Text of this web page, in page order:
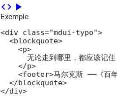
code play_arrow
Exemple
<div class="mdui-typo">
  <blockquote>
    <p>
无论走到哪里，都应该记住
    </p>
<footer>马尔克斯 ——《百
  </blockquote>
</div>